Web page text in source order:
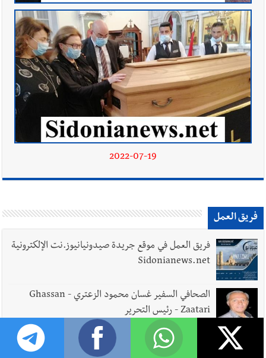
2022-07-19
فريق العمل
فريق العمل في موقع جريدة صيدونيانيوز.نت الإلكترونية
Sidonianews.net
الصحافي السفير غسان محمود الزعتري - Ghassan
Zaatari - رئيس التحرير
الصحافية رئيفة ديب الملاّح - مديرة التحرير